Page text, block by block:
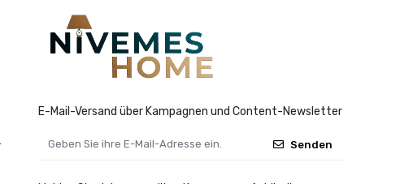
E-Mail-Versand über Kampagnen und Content-Newsletter
Senden